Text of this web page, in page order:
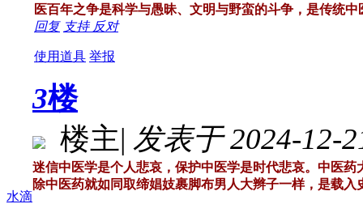
医百年之争是科学与愚昧、文明与野蛮的斗争，是传统
回复 支持 反对
使用道具 举报
水滴
3楼
楼主| 发表于 2024-12-
迷信中医学是个人悲哀，保护中医学是时代悲哀。中医
除中医药就如同取缔娼妓裹脚布男人大辫子一样，是载